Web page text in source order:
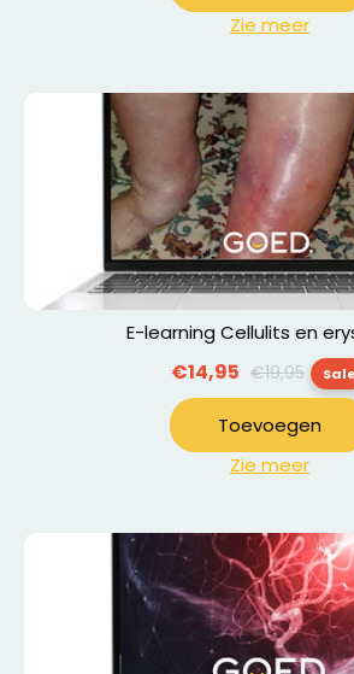
Zie meer
E-learning Cellulits en
€14,95 Normale
prijs
€19,95 Sale
Toevoegen
Zie meer